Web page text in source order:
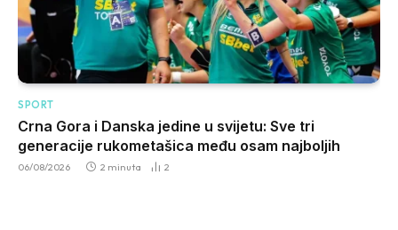
SPORT
Crna Gora i Danska jedine u svijetu: Sve tri
generacije rukometašica među osam najboljih
06/08/2026 2 minuta 2